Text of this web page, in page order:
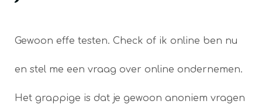
Gewoon effe testen. Check of ik online ben nu
en stel me een vraag over online ondernemen.
Het grappige is dat je gewoon anoniem vragen